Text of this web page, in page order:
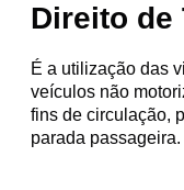
Direito de
É a utilização das
veículos não
fins de circulação,
parada passageira.